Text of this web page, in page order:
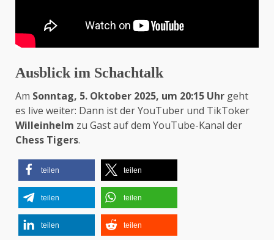
Ausblick im Schachtalk
Am Sonntag, 5. Oktober 2025, um 20:15 Uhr geht
es live weiter: Dann ist der YouTuber und TikToker
Willeinhelm zu Gast auf dem YouTube-Kanal der
Chess Tigers.
teilen teilen
teilen teilen
teilen teilen